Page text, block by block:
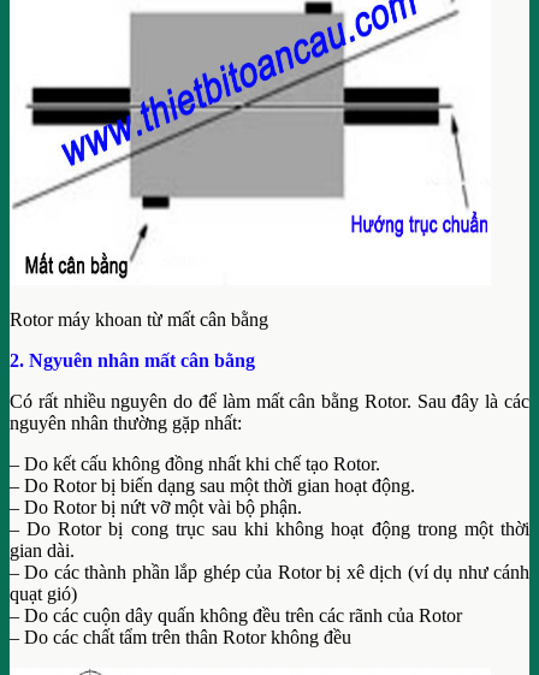
Rotor máy khoan từ mất cân bằng
2. Ngyuên nhân mất cân bằng
Có rất nhiều nguyên do để làm mất cân bằng Rotor. Sau đây là các
nguyên nhân thường gặp nhất:
– Do kết cấu không đồng nhất khi chế tạo Rotor.
– Do Rotor bị biến dạng sau một thời gian hoạt động.
– Do Rotor bị nứt vỡ một vài bộ phận.
– Do Rotor bị cong trục sau khi không hoạt động trong một thời
gian dài.
– Do các thành phần lắp ghép của Rotor bị xê dịch (ví dụ như cánh
quạt gió)
– Do các cuộn dây quấn không đều trên các rãnh của Rotor
– Do các chất tẩm trên thân Rotor không đều